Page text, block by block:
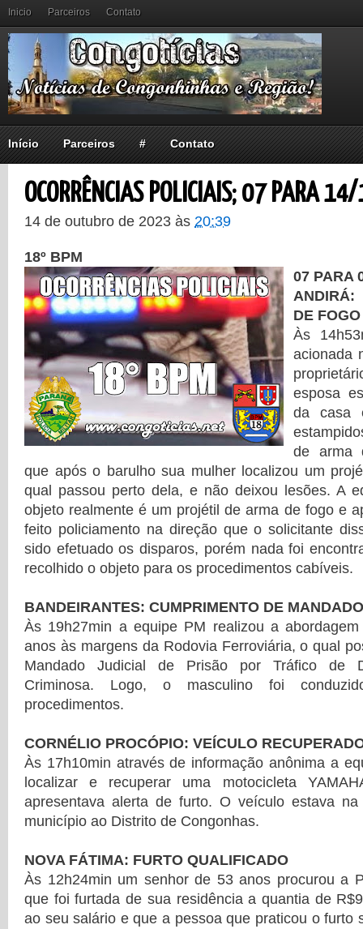
Inicio Parceiros Contato
Início Parceiros # Contato
OCORRÊNCIAS POLICIAIS; 07 PARA
14 de outubro de 2023 às 20:39
18º BPM
07 PARA
ANDIRÁ:
DE FOGO
Às
acionada
esposa
da casa
de arma
que após o barulho sua mulher localizou um
qual passou perto dela, e não deixou lesões. A
objeto realmente é um projétil de arma de fogo e
feito policiamento na direção que o solicitante
sido efetuado os disparos, porém nada foi
recolhido o objeto para os procedimentos cabíveis.
BANDEIRANTES: CUMPRIMENTO DE
Às 19h27min a equipe PM realizou a
anos às margens da Rodovia Ferroviária, o qual
Mandado Judicial de Prisão por Tráfico de
Criminosa. Logo, o masculino foi
procedimentos.
CORNÉLIO PROCÓPIO: VEÍCULO
Às 17h10min através de informação anônima a
localizar e recuperar uma motocicleta
apresentava alerta de furto. O veículo estava
município ao Distrito de Congonhas.
NOVA FÁTIMA: FURTO QUALIFICADO
Às 12h24min um senhor de 53 anos procurou a
que foi furtada de sua residência a quantia de
ao seu salário e que a pessoa que praticou o furto